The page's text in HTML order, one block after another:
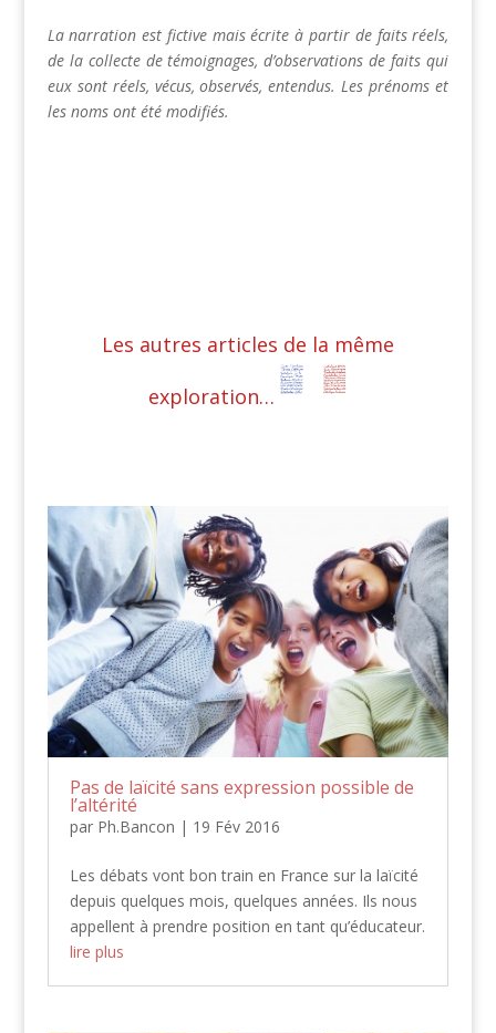
La narration est fictive mais écrite à partir de faits réels,
de la collecte de témoignages, d’observations de faits qui
eux sont réels, vécus, observés, entendus. Les prénoms et
les noms ont été modifiés.
Les autres articles de la même
exploration…
Pas de laïcité sans expression possible de
l’altérité
par Ph.Bancon | 19 Fév 2016
Les débats vont bon train en France sur la laïcité
depuis quelques mois, quelques années. Ils nous
appellent à prendre position en tant qu’éducateur.
lire plus